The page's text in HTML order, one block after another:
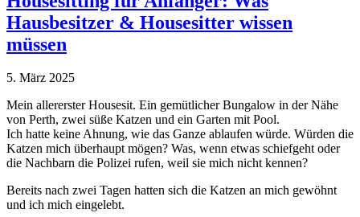
Hausbesitzer & Housesitter wissen
müssen
5. März 2025
Mein allererster Housesit. Ein gemütlicher Bungalow in der Nähe
von Perth, zwei süße Katzen und ein Garten mit Pool.
Ich hatte keine Ahnung, wie das Ganze ablaufen würde. Würden die
Katzen mich überhaupt mögen? Was, wenn etwas schiefgeht oder
die Nachbarn die Polizei rufen, weil sie mich nicht kennen?
Bereits nach zwei Tagen hatten sich die Katzen an mich gewöhnt
und ich mich eingelebt.